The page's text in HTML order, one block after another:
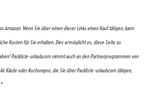
Amazon. Wenn Sie über einen dieser Links einen Kauf tätigen, kann
Kosten für Sie erhalten. Dies ermöglicht es, diese Seite zu
Packliste-urlaub.com nimmt auch an den Partnerprogrammen von
Käufe oder Buchungen, die Sie über Packliste-urlaub.com tätigen,